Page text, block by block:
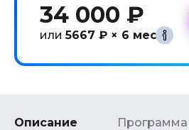
34 000 ₽
или5667 ₽ × 6 мес
Описание Программа